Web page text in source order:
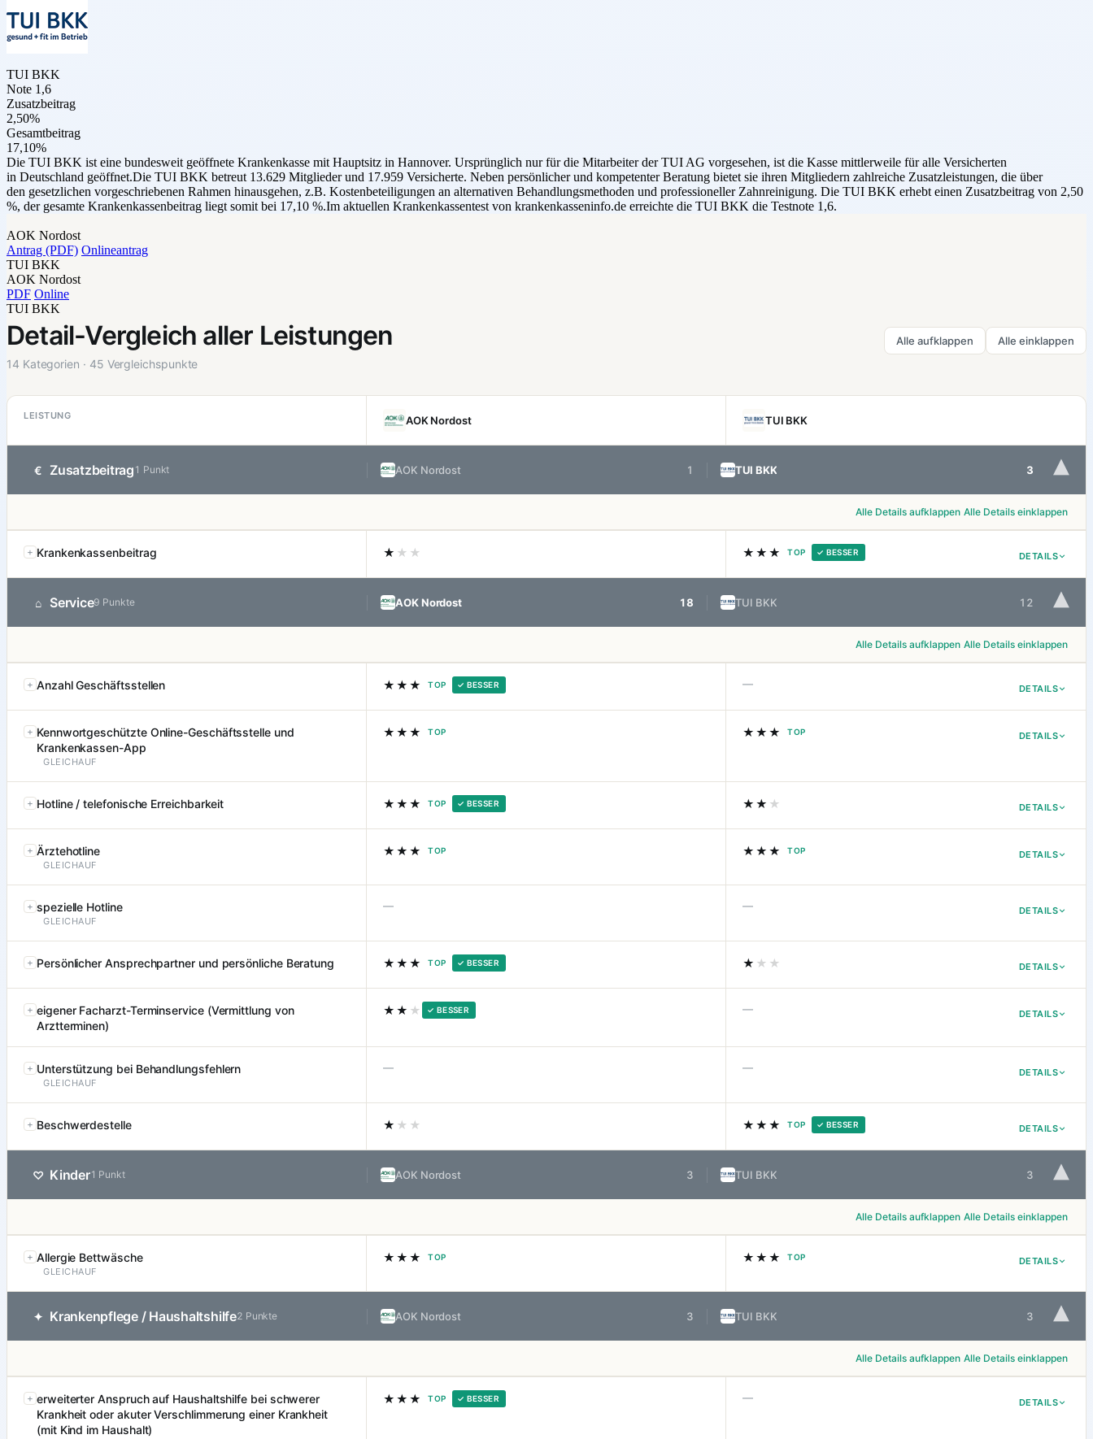
TUI BKK
Note 1,6
Zusatzbeitrag
2,50%
Gesamtbeitrag
17,10%
Die TUI BKK ist eine bundesweit geöffnete Krankenkasse mit Hauptsitz in Hannover. Ursprünglich nur für die Mitarbeiter der TUI AG vorgesehen, ist die Kasse mittlerweile für alle Versicherten
in Deutschland geöffnet.Die TUI BKK betreut 13.629 Mitglieder und 17.959 Versicherte. Neben persönlicher und kompetenter Beratung bietet sie ihren Mitgliedern zahlreiche Zusatzleistungen, die über
den gesetzlichen vorgeschriebenen Rahmen hinausgehen, z.B. Kostenbeteiligungen an alternativen Behandlungsmethoden und professioneller Zahnreinigung. Die TUI BKK erhebt einen Zusatzbeitrag von 2,50
%, der gesamte Krankenkassenbeitrag liegt somit bei 17,10 %.Im aktuellen Krankenkassentest von krankenkasseninfo.de erreichte die TUI BKK die Testnote 1,6.
AOK Nordost
Antrag (PDF) Onlineantrag
TUI BKK
AOK Nordost
PDF Online
TUI BKK
Detail-Vergleich aller Leistungen
14 Kategorien · 45 Vergleichspunkte
Alle aufklappen Alle einklappen
LEISTUNG AOK Nordost TUI BKK
€ Zusatzbeitrag 1 Punkt AOK Nordost 1 TUI BKK 3 ▾
Alle Details aufklappen Alle Details einklappen
DETAILS
Krankenkassenbeitrag ★ ★★ ★★★ TOP ✓ BESSER
⌂ Service9 Punkte AOK Nordost 18 TUI BKK 12 ▾
Alle Details aufklappen Alle Details einklappen
DETAILS
Anzahl Geschäftsstellen ★★★ TOP ✓ BESSER —
DETAILS
Kennwortgeschützte Online-Geschäftsstelle und
Krankenkassen-App
GLEICHAUF
★★★ TOP ★★★ TOP
DETAILS
Hotline / telefonische Erreichbarkeit ★★★ TOP ✓ BESSER ★★ ★
DETAILS
Ärztehotline
GLEICHAUF
★★★ TOP ★★★ TOP
DETAILS
spezielle Hotline
GLEICHAUF
— —
DETAILS
Persönlicher Ansprechpartner und persönliche Beratung ★★★ TOP ✓ BESSER ★ ★★
DETAILS
eigener Facharzt-Terminservice (Vermittlung von
Arztterminen)
★★ ★ ✓ BESSER —
DETAILS
Unterstützung bei Behandlungsfehlern
GLEICHAUF
— —
DETAILS
Beschwerdestelle ★ ★★ ★★★ TOP ✓ BESSER
♡ Kinder1 Punkt AOK Nordost 3 TUI BKK 3 ▾
Alle Details aufklappen Alle Details einklappen
DETAILS
Allergie Bettwäsche
GLEICHAUF
★★★ TOP ★★★ TOP
✦ Krankenpflege / Haushaltshilfe2 Punkte AOK Nordost 3 TUI BKK 3 ▾
Alle Details aufklappen Alle Details einklappen
DETAILS
erweiterter Anspruch auf Haushaltshilfe bei schwerer
Krankheit oder akuter Verschlimmerung einer Krankheit
(mit Kind im Haushalt)
★★★ TOP ✓ BESSER —